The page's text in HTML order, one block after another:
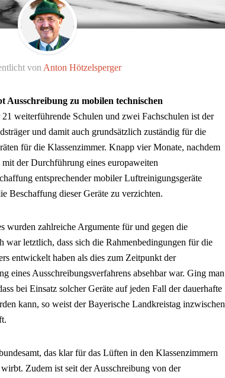
von Anton Hötzelsperger
Ausschreibung zu mobilen technischen
21 weiterführende Schulen und zwei Fachschulen ist der
und damit auch grundsätzlich zuständig für die
für die Klassenzimmer. Knapp vier Monate, nachdem
der Durchführung eines europaweiten
entsprechender mobiler Luftreinigungsgeräte
Beschaffung dieser Geräte zu verzichten.
wurden zahlreiche Argumente für und gegen die
letztlich, dass sich die Rahmenbedingungen für die
entwickelt haben als dies zum Zeitpunkt der
eines Ausschreibungsverfahrens absehbar war. Ging man
bei Einsatz solcher Geräte auf jeden Fall der dauerhafte
kann, so weist der Bayerische Landkreistag inzwischen
das klar für das Lüften in den Klassenzimmern
Zudem ist seit der Ausschreibung von der